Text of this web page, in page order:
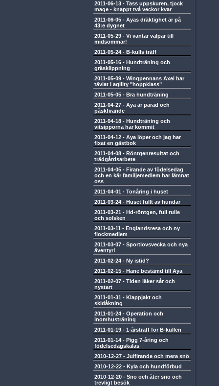
2011-06-13 - Tass uppskuren, tjock
mage - knappt två veckor kvar
2011-06-05 - Ayas dräktighet är på
43:e dygnet
2011-05-29 - Vi väntar valpar till
midsommar!
2011-05-24 - B-kulls träff
2011-05-16 - Hundträning och
gräsklippning
2011-05-09 - Wingpennans Axel har
tävlat i agility "hoppklass"
2011-05-05 - Bra hundträning
2011-04-27 - Aya är parad och
påskfirande
2011-04-18 - Hundträning och
vitsipporna har kommit
2011-04-12 - Aya löper och jag har
fixat en gästbok
2011-04-08 - Röntgenresultat och
trädgårdsarbete
2011-04-05 - Firande av födelsedag
och en kär familjemedlem har lämnat
oss
2011-04-01 - Tonåring i huset
2011-03-24 - Huset fullt av hundar
2011-03-21 - Hd-röntgen, full rulle
och solsken
2011-03-11 - Englandsresa och ny
flockmedlem
2011-03-07 - Sportlovsvecka och nya
äventyr!
2011-02-24 - Ny istid?
2011-02-15 - Hane bestämd till Aya
2011-02-07 - Tiden läker sår och
nystart
2011-01-31 - Klappjakt och
skidåkning
2011-01-24 - Operation och
inomhusträning
2011-01-19 - 1-årsträff för B-kullen
2011-01-14 - Pigg 7-åring och
födelsedagskalas
2010-12-27 - Julfirande och mera snö
2010-12-22 - Kyla och hundförbud
2010-12-20 - Snö och åter snö och
trevligt besök